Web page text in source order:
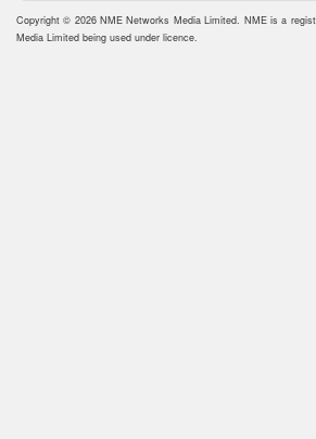
Copyright © 2026 NME Networks Media Limited. NME is a
Media Limited being used under licence.